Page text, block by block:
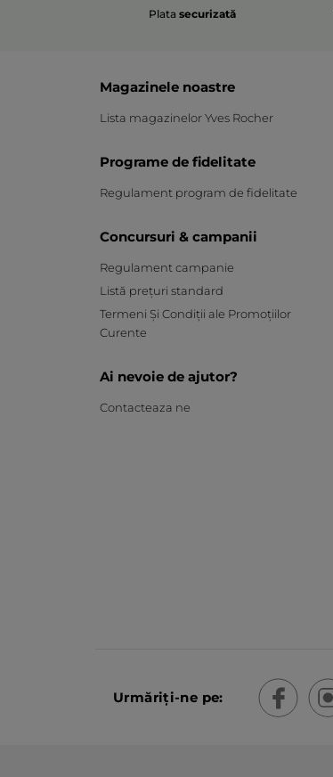
Plata securizată
Magazinele noastre
Lista magazinelor Yves Rocher
Programe de fidelitate
Regulament program de fidelitate
Concursuri & campanii
Regulament campanie
Listă prețuri standard
Termeni Și Condiții ale Promoțiilor
Curente
Ai nevoie de ajutor?
Contacteaza ne
Urmăriți-ne pe: